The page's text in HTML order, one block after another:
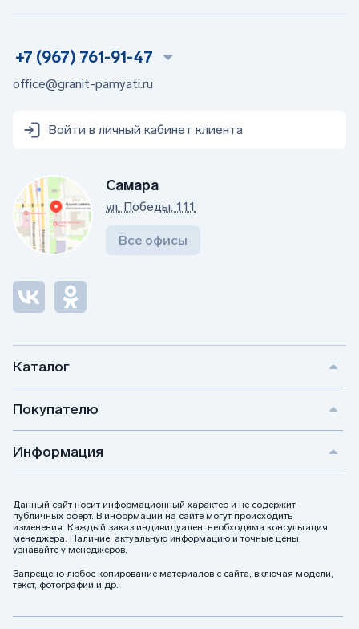
Каталог
Покупателю
Информация
Данный сайт носит информационный характер и не содержит
публичных оферт. В информации на сайте могут происходить
изменения. Каждый заказ индивидуален, необходима консультация
менеджера. Наличие, актуальную информацию и точные цены
узнавайте у менеджеров.
Запрещено любое копирование материалов с сайта, включая модели,
текст, фотографии и др.
+7 (967) 761-91-47
office@granit-pamyati.ru
Войти в личный кабинет клиента
Самара
ул. Победы, 111
Все офисы